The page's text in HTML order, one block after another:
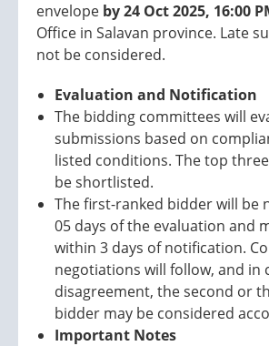
envelope by 24 Oct 2025, 16:00
Office in Salavan province. Late
not be considered.
Evaluation and Notification
The bidding committees will
submissions based on
listed conditions. The top
be shortlisted.
The first-ranked bidder will be
05 days of the evaluation and
within 3 days of notification.
negotiations will follow, and in
disagreement, the second or
bidder may be considered
Important Notes